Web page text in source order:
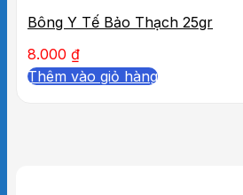
Bông Y Tế Bảo Thạch 25gr
8.000 ₫
Thêm vào giỏ hàng